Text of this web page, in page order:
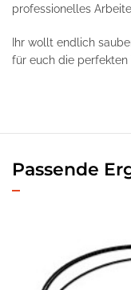
professionelles
Ihr wollt endlich
für euch die perfekten
Passende